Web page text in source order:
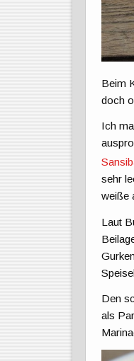
Beim
doch
Ich
sehr
weiße
Laut
Den
als